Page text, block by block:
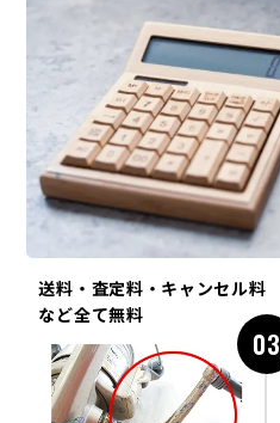
送料・査定料・キャンセル料
など全て無料
03